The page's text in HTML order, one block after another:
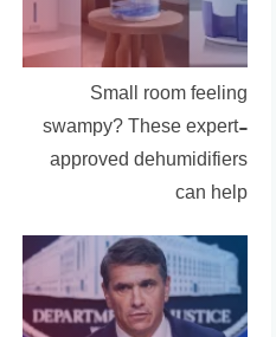
Small room feeling
swampy? These expert-
approved dehumidifiers
can help